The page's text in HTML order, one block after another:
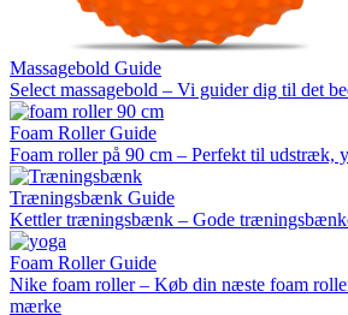
Massagebold Guide
Select massagebold – Vi guider dig til det
Foam Roller Guide
Foam roller på 90 cm – Perfekt til udstræk,
Træningsbænk Guide
Kettler træningsbænk – Gode
Foam Roller Guide
Nike foam roller – Køb din næste foam
mærke